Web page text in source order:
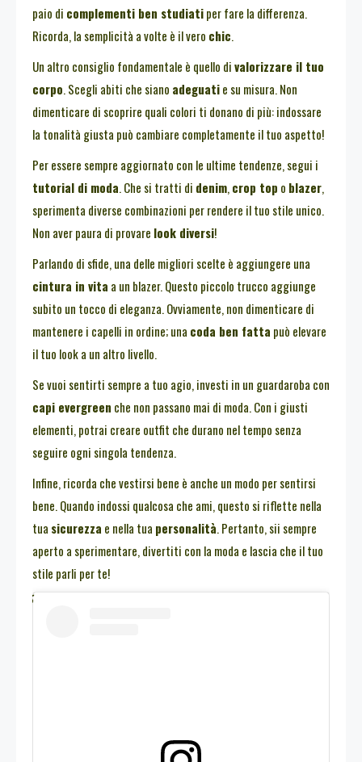
paio di complementi ben studiatiper fare la differenza.
Ricorda, la semplicità a volte è il vero chic.
Un altro consiglio fondamentale è quello divalorizzare il tuo
corpo. Scegli abiti che siano adeguatie su misura. Non
dimenticare di scoprire quali colori ti donano di più: indossare
la tonalità giusta può cambiare completamente il tuo aspetto!
Per essere sempre aggiornato con le ultime tendenze, segui i
tutorial di moda. Che si tratti di denim,crop top o blazer,
sperimenta diverse combinazioni per rendere il tuo stile unico.
Non aver paura di provare look diversi!
Parlando di sfide, una delle migliori scelte è aggiungere una
cintura in vita a un blazer. Questo piccolo trucco aggiunge
subito un tocco di eleganza. Ovviamente, non dimenticare di
mantenere i capelli in ordine; una coda ben fatta può elevare
il tuo look a un altro livello.
Se vuoi sentirti sempre a tuo agio, investi in un guardaroba con
capi evergreen che non passano mai di moda. Con i giusti
elementi, potrai creare outfit che durano nel tempo senza
seguire ogni singola tendenza.
Infine, ricorda che vestirsi bene è anche un modo per sentirsi
bene. Quando indossi qualcosa che ami, questo si riflette nella
tua sicurezza e nella tua personalità. Pertanto, sii sempre
aperto a sperimentare, divertiti con la moda e lascia che il tuo
stile parli per te!